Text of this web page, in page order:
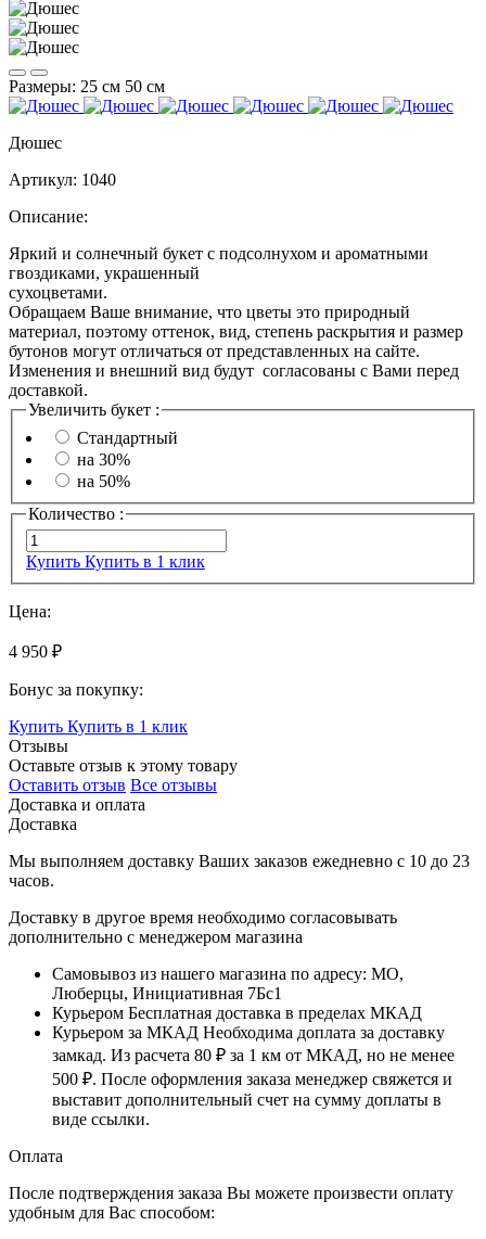
Размеры: 25 см 50 см
Дюшес
Артикул: 1040
Описание:
Яркий и солнечный букет с подсолнухом и ароматными
гвоздиками, украшенный
Обращаем Ваше внимание, что цветы это природный
материал, поэтому оттенок, вид, степень раскрытия и размер
бутонов могут отличаться от представленных на сайте.
Изменения и внешний вид будут согласованы с Вами перед
доставкой.
Увеличить букет :
Стандартный
на 30%
на 50%
Количество :
Купить Купить в 1 клик
Цена:
4 950 ₽
Бонус за покупку:
Купить Купить в 1 клик
Отзывы
Оставьте отзыв к этому товару
Оставить отзыв Все отзывы
Доставка и оплата
Доставка
Мы выполняем доставку Ваших заказов ежедневно с 10 до 23
часов.
Доставку в другое время необходимо согласовывать
дополнительно с менеджером магазина
Самовывоз из нашего магазина по адресу: МО,
Люберцы, Инициативная 7Бс1
Курьером Бесплатная доставка в пределах МКАД
Курьером за МКАД Необходима доплата за доставку
замкад. Из расчета 80 ₽ за 1 км от МКАД, но не менее
500 ₽. После оформления заказа менеджер свяжется и
выставит дополнительный счет на сумму доплаты в
виде ссылки.
Оплата
После подтверждения заказа Вы можете произвести оплату
удобным для Вас способом: